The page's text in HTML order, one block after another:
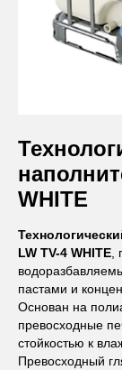
WHITE
LW TV-4 WHITE
пастами и
Основан на
превосходные
стойкостью к
Превосходный